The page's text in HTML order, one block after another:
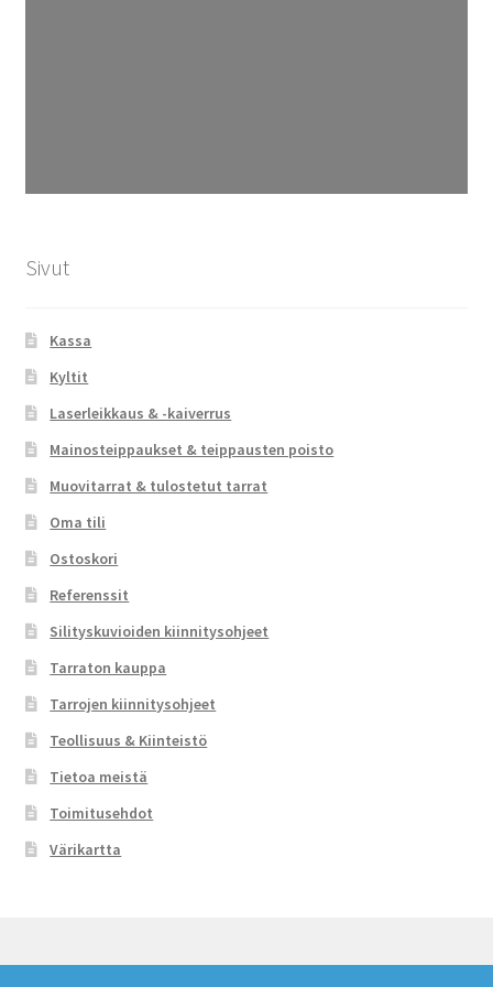
Sivut
Kassa
Kyltit
Laserleikkaus & -kaiverrus
Mainosteippaukset & teippausten poisto
Muovitarrat & tulostetut tarrat
Oma tili
Ostoskori
Referenssit
Silityskuvioiden kiinnitysohjeet
Tarraton kauppa
Tarrojen kiinnitysohjeet
Teollisuus & Kiinteistö
Tietoa meistä
Toimitusehdot
Värikartta